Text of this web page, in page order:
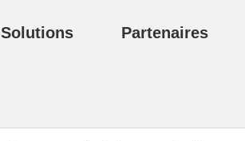
Solutions Partenaires